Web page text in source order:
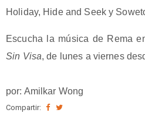
Holiday, Hide and Seek y
Escucha la música de Rema
Sin Visa, de lunes a viernes
por: Amilkar Wong
Compartir: